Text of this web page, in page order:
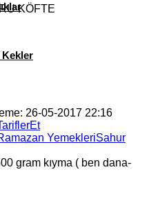
Kekler
KÖFTE
26-05-2017 22:16
Et
YemekleriSahur